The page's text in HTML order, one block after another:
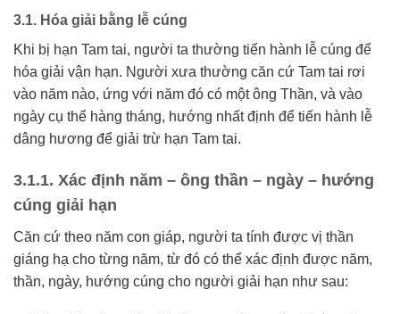
3.1. Hóa giải bằng lễ cúng
Khi bị hạn Tam tai, người ta thường tiến hành lễ cúng để
hóa giải vận hạn. Người xưa thường căn cứ Tam tai rơi
vào năm nào, ứng với năm đó có một ông Thần, và vào
ngày cụ thể hàng tháng, hướng nhất định để tiến hành lễ
dâng hương để giải trừ hạn Tam tai.
3.1.1. Xác định năm – ông thần – ngày – hướng
cúng giải hạn
Căn cứ theo năm con giáp, người ta tính được vị thần
giáng hạ cho từng năm, từ đó có thể xác định được năm,
thần, ngày, hướng cúng cho người giải hạn như sau: